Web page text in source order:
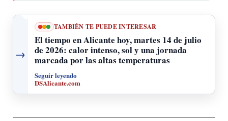
→
TAMBIÉN TE PUEDE INTERESAR
El tiempo en Alicante hoy, martes 14 de julio
de 2026: calor intenso, sol y una jornada
marcada por las altas temperaturas
Seguir leyendo
DSAlicante.com